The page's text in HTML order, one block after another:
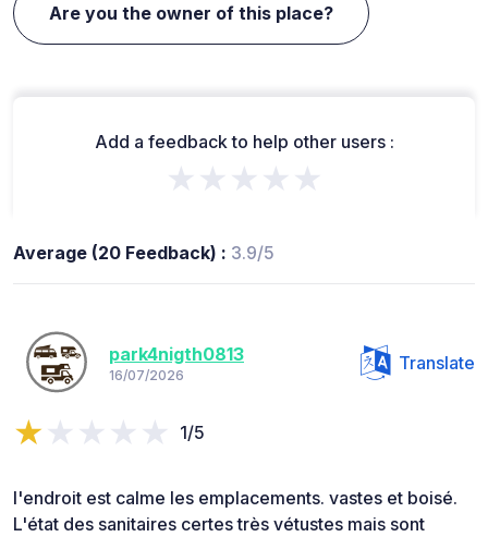
Are you the owner of this place?
Add a feedback to help other users :
★★★★★
Average (20 Feedback) : 3.9/5
park4nigth0813
16/07/2026
Translate
1/5
l'endroit est calme les emplacements. vastes et boisé.
L'état des sanitaires certes très vétustes mais sont